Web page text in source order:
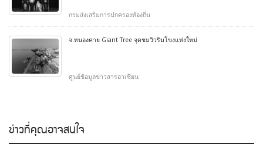
กรมส่งเสริมการปกครองท้องถิ่น
จ.หนองคาย Giant Tree จุดชมวิวริมโขงแห่งใหม่
ศูนย์ข้อมูลข่าวสารอาเซียน
ข่าวที่คุณอาจสนใจ